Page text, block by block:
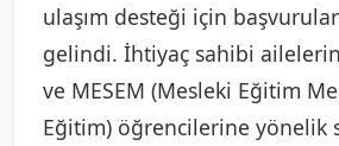
ulaşım desteği için
gelindi. İhtiyaç sahibi
ve MESEM (Mesleki Eğitim
Eğitim) öğrencilerine yönelik